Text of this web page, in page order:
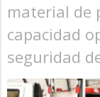
material de
capacidad
seguridad